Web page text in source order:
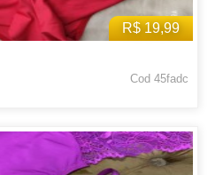
R$ 19,99
Cod 45fadc